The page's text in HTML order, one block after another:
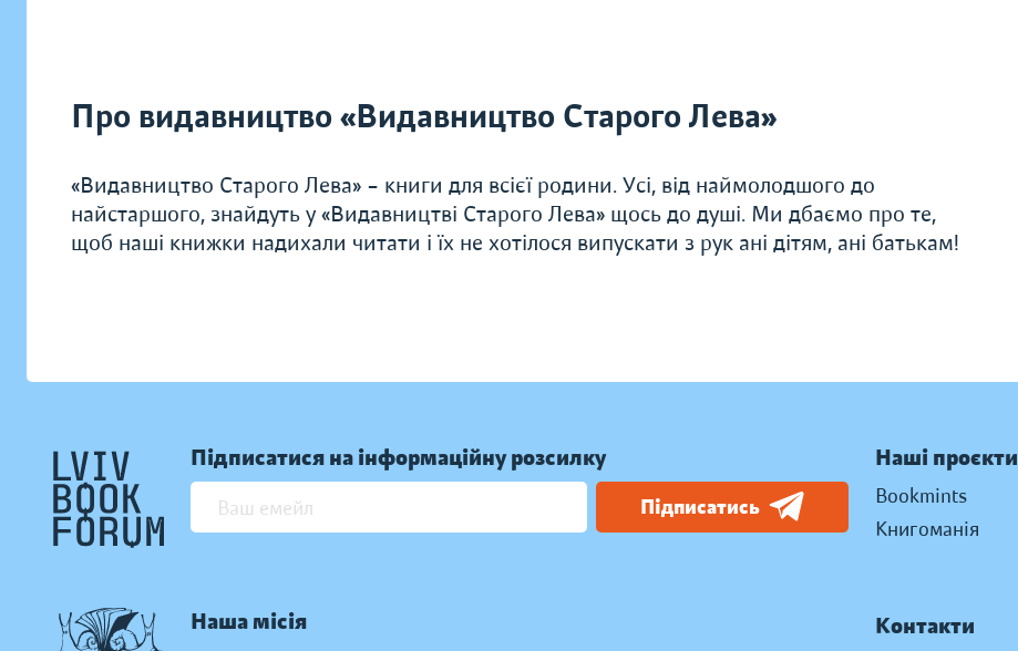
Про видавництво «Видавництво Старого Лева»
«Видавництво Старого Лева» – книги для всієї родини. Усі, від наймолодшого до
найстаршого, знайдуть у «Видавництві Старого Лева» щось до душі. Ми дбаємо про те,
щоб наші книжки надихали читати і їх не хотілося випускати з рук ані дітям, ані батькам!
Підписатися на інформаційну розсилку
Підписатись
Наша місія
Наші проєкти
Bookmints
Книгоманія
Контакти